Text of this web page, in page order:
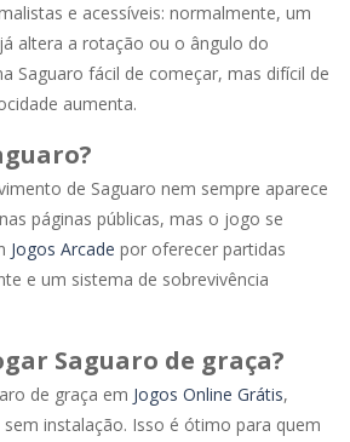
e acessíveis: normalmente, um
altera a rotação ou o ângulo do
Saguaro fácil de começar, mas difícil de
aumenta.
de Saguaro nem sempre aparece
páginas públicas, mas o jogo se
Jogos Arcade por oferecer partidas
e um sistema de sobrevivência
Saguaro de graça?
de graça em Jogos Online Grátis,
instalação. Isso é ótimo para quem